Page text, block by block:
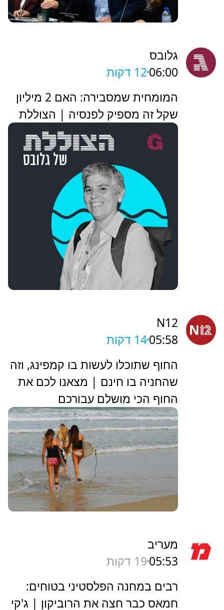
גלובס
06:0012 דקות
המומחית שמסבירה: האם 2 מיליון
שקל זה מספיק לפנסיה | הצוללת
N12
05:5814 דקות
החוף שתוכלו לעשות בו קמפינג, וזה
שהחניה בו חינם | מצאנו לכם את
החוף הכי מושלם עבורכם
מעריב
05:5319 דקות
רבים במחנה הפלסטיני בטוחים:
חמאס כבר חצה את הרוביקון | ג'קי